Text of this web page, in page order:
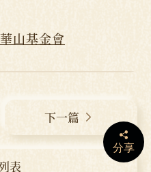
分享
華山基金會
表
下一篇